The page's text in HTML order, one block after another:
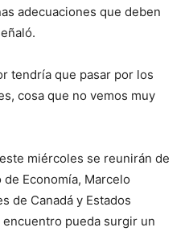
adecuaciones que deben
tendría que pasar por los
cosa que no vemos muy
miércoles se reunirán de
Economía, Marcelo
de Canadá y Estados
pueda surgir un